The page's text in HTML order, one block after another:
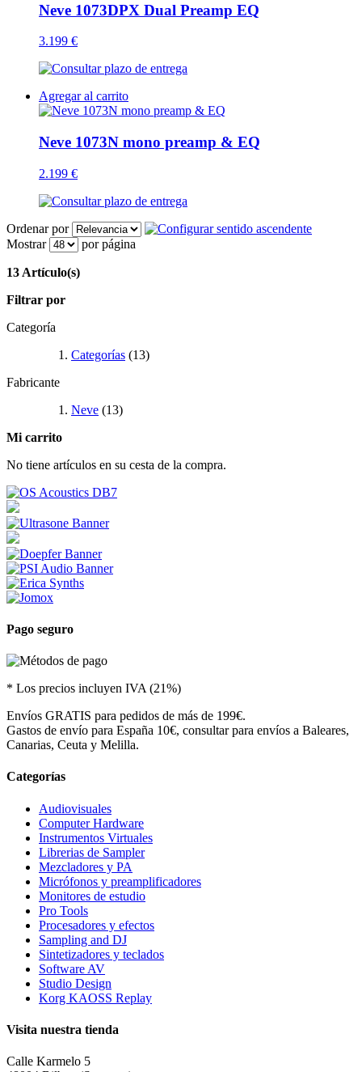
Neve 1073DPX Dual Preamp EQ
3.199 €
Agregar al carrito
Neve 1073N mono preamp & EQ
2.199 €
Ordenar por
Mostrar
por página
13 Artículo(s)
Filtrar por
Categoría
Categorías (13)
Fabricante
Neve (13)
Mi carrito
No tiene artículos en su cesta de la compra.
Pago seguro
* Los precios incluyen IVA (21%)
Envíos GRATIS para pedidos de más de 199€.
Gastos de envío para España 10€, consultar para envíos a Baleares,
Canarias, Ceuta y Melilla.
Categorías
Audiovisuales
Computer Hardware
Instrumentos Virtuales
Librerias de Sampler
Mezcladores y PA
Micrófonos y preamplificadores
Monitores de estudio
Pro Tools
Procesadores y efectos
Sampling and DJ
Sintetizadores y teclados
Software AV
Studio Design
Korg KAOSS Replay
Visita nuestra tienda
Calle Karmelo 5